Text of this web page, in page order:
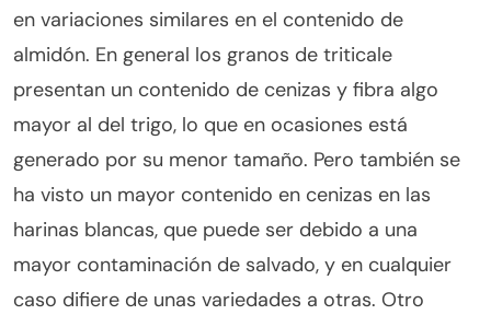
en variaciones similares en el contenido de
almidón. En general los granos de triticale
presentan un contenido de cenizas y fibra algo
mayor al del trigo, lo que en ocasiones está
generado por su menor tamaño. Pero también se
ha visto un mayor contenido en cenizas en las
harinas blancas, que puede ser debido a una
mayor contaminación de salvado, y en cualquier
caso difiere de unas variedades a otras. Otro